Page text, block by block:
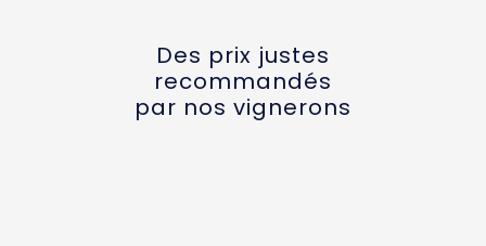
Des prix justes
recommandés
par nos vignerons